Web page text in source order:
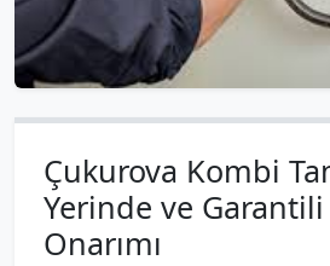
Çukurova Kombi
Yerinde ve Garantili
Onarımı